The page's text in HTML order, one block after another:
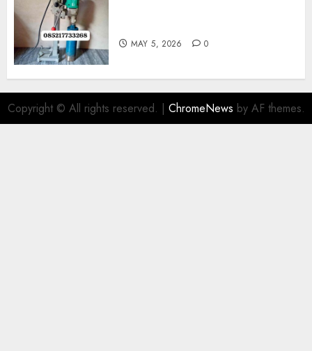
MAY 5, 2026 0
Copyright © All rights reserved. | ChromeNews by AF themes.